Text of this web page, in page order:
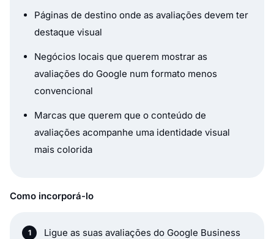
Páginas de destino onde as avaliações devem ter
destaque visual
Negócios locais que querem mostrar as
avaliações do Google num formato menos
convencional
Marcas que querem que o conteúdo de
avaliações acompanhe uma identidade visual
mais colorida
Como incorporá-lo
Ligue as suas avaliações do Google Business